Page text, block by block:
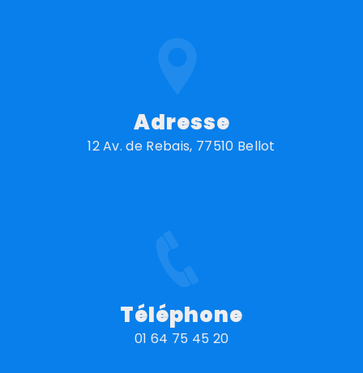
Adresse
12 Av. de Rebais, 77510 Bellot
Téléphone
01 64 75 45 20